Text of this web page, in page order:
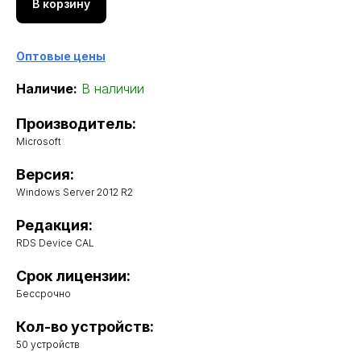
В корзину
Оптовые цены
Наличие: В наличии
Производитель:
Microsoft
Версия:
Windows Server 2012 R2
Редакция:
RDS Device CAL
Срок лицензии:
Бессрочно
Кол-во устройств:
50 устройств